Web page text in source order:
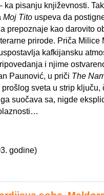
ka pisanju književnosti.
Moj Tito uspeva da
prepoznaje kao darovito
prirode. Priča Milice
kafkijansku
i njime
Paunović, u priči The
sveta u strip ključu,
suočava sa, nigde
godine)